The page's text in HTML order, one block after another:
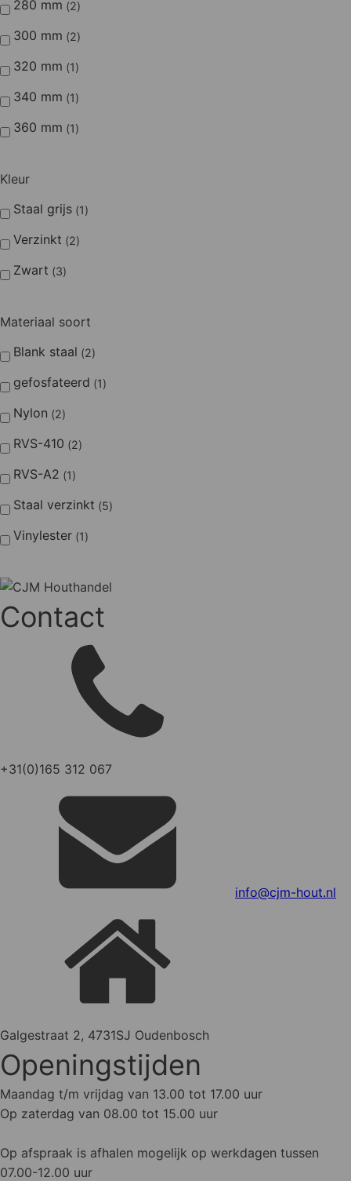
280 mm 2
300 mm 2
320 mm 1
340 mm 1
360 mm 1
Kleur
Staal grijs 1
Verzinkt 2
Zwart 3
Materiaal soort
Blank staal
2
gefosfateerd 1
Nylon 2
RVS-410 2
RVS-A2 1
Staal verzinkt 5
Vinylester 1
Contact
+31(0)165 312 067
info@cjm-hout.nl
Galgestraat 2, 4731SJ Oudenbosch
Openingstijden
Maandag t/m vrijdag van 13.00 tot 17.00 uur
Op zaterdag van 08.00 tot 15.00 uur
Op afspraak is afhalen mogelijk op werkdagen tussen
07.00-12.00 uur